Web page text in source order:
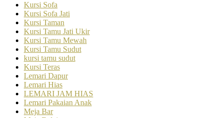
Kursi Sofa
Kursi Sofa Jati
Kursi Taman
Kursi Tamu Jati Ukir
Kursi Tamu Mewah
Kursi Tamu Sudut
kursi tamu sudut
Kursi Teras
Lemari Dapur
Lemari Hias
LEMARI JAM HIAS
Lemari Pakaian Anak
Meja Bar